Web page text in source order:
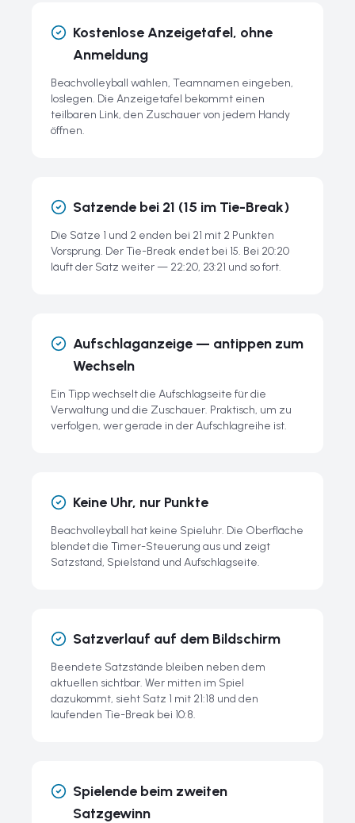
Kostenlose Anzeigetafel, ohne
Anmeldung
Beachvolleyball wählen, Teamnamen eingeben,
loslegen. Die Anzeigetafel bekommt einen
teilbaren Link, den Zuschauer von jedem Handy
öffnen.
Satzende bei 21 (15 im Tie-Break)
Die Sätze 1 und 2 enden bei 21 mit 2 Punkten
Vorsprung. Der Tie-Break endet bei 15. Bei 20:20
läuft der Satz weiter — 22:20, 23:21 und so fort.
Aufschlaganzeige — antippen zum
Wechseln
Ein Tipp wechselt die Aufschlagseite für die
Verwaltung und die Zuschauer. Praktisch, um zu
verfolgen, wer gerade in der Aufschlagreihe ist.
Keine Uhr, nur Punkte
Beachvolleyball hat keine Spieluhr. Die Oberfläche
blendet die Timer-Steuerung aus und zeigt
Satzstand, Spielstand und Aufschlagseite.
Satzverlauf auf dem Bildschirm
Beendete Satzstände bleiben neben dem
aktuellen sichtbar. Wer mitten im Spiel
dazukommt, sieht Satz 1 mit 21:18 und den
laufenden Tie-Break bei 10:8.
Spielende beim zweiten
Satzgewinn